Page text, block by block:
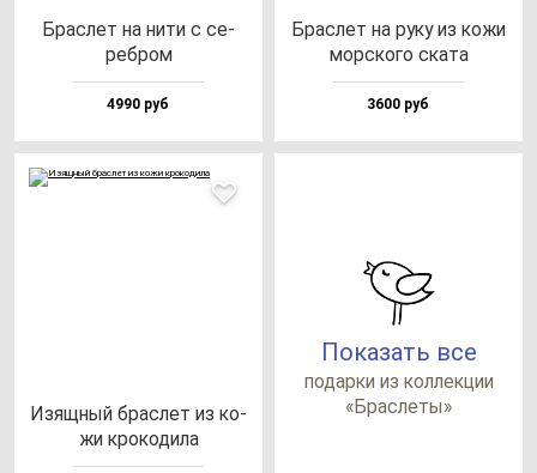
Брас­лет на ни­ти с се­
реб­ром
4990 руб
Брас­лет на ру­ку из ко­жи
мор­ско­го ска­та
3600 руб
Изящ­ный брас­лет из ко­
жи кро­ко­ди­ла
Показать все
по­дар­ки из кол­лек­ции
«Брас­ле­ты»